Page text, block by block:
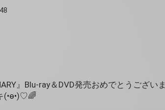
』Blu-ray＆DVD発売おめでとうございま
(•ө•)♡🌈